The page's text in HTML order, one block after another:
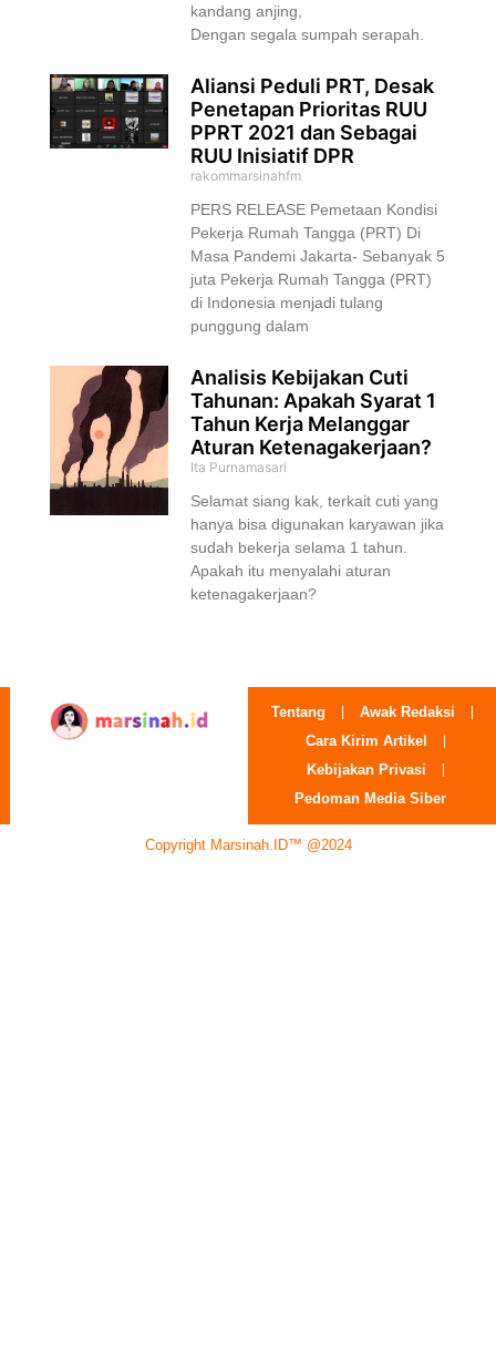
kandang anjing,
Dengan segala sumpah serapah.
Aliansi Peduli PRT, Desak
Penetapan Prioritas RUU
PPRT 2021 dan Sebagai
RUU Inisiatif DPR
rakommarsinahfm
PERS RELEASE Pemetaan Kondisi
Pekerja Rumah Tangga (PRT) Di
Masa Pandemi Jakarta- Sebanyak 5
juta Pekerja Rumah Tangga (PRT)
di Indonesia menjadi tulang
punggung dalam
Analisis Kebijakan Cuti
Tahunan: Apakah Syarat 1
Tahun Kerja Melanggar
Aturan Ketenagakerjaan?
Ita Purnamasari
Selamat siang kak, terkait cuti yang
hanya bisa digunakan karyawan jika
sudah bekerja selama 1 tahun.
Apakah itu menyalahi aturan
ketenagakerjaan?
Tentang
Awak Redaksi
Cara Kirim Artikel
Kebijakan Privasi
Pedoman Media Siber
Copyright Marsinah.ID™ @2024